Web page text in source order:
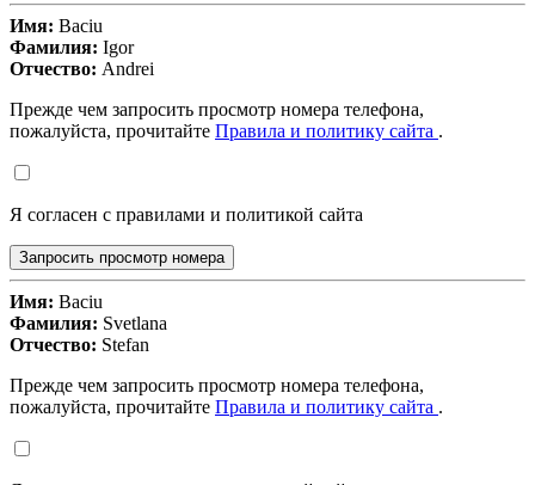
Имя: Baciu
Фамилия: Igor
Отчество: Andrei
Прежде чем запросить просмотр номера телефона,
пожалуйста, прочитайте Правила и политику сайта .
Я согласен с правилами и политикой сайта
Запросить просмотр номера
Имя: Baciu
Фамилия: Svetlana
Отчество: Stefan
Прежде чем запросить просмотр номера телефона,
пожалуйста, прочитайте Правила и политику сайта .